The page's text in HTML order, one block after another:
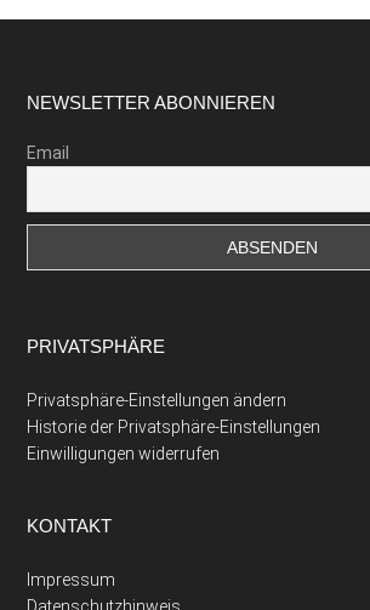
Footer
NEWSLETTER ABONNIEREN
Email
PRIVATSPHÄRE
Privatsphäre-Einstellungen ändern
Historie der Privatsphäre-Einstellungen
Einwilligungen widerrufen
KONTAKT
Impressum